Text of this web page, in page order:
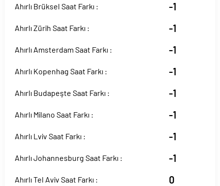
Ahırlı Brüksel Saat Farkı : -1
Ahırlı Zürih Saat Farkı : -1
Ahırlı Amsterdam Saat Farkı : -1
Ahırlı Kopenhag Saat Farkı : -1
Ahırlı Budapeşte Saat Farkı : -1
Ahırlı Milano Saat Farkı : -1
Ahırlı Lviv Saat Farkı : -1
Ahırlı Johannesburg Saat Farkı : -1
Ahırlı Tel Aviv Saat Farkı : 0